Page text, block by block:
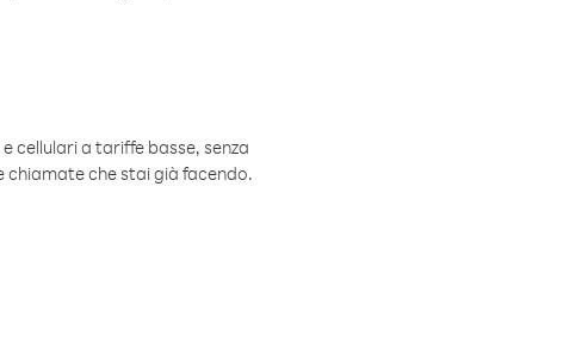
cellulari a tariffe basse, senza
chiamate che stai già facendo.